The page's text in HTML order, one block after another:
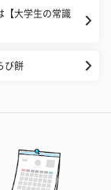
【大学生の常識
び餅